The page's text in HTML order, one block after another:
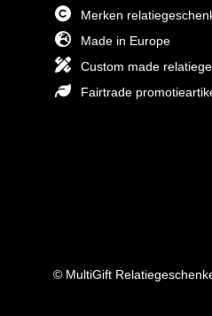
Merken
Made in Europe
Custom made
Fairtrade
© MultiGift